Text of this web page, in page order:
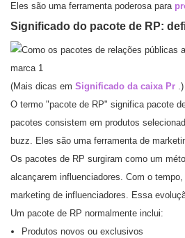
Eles são uma ferramenta poderosa para
Significado do pacote de RP:
(Mais dicas em Significado da caixa Pr .)
O termo "pacote de RP" significa pacote
pacotes consistem em produtos
buzz. Eles são uma ferramenta de
Os pacotes de RP surgiram como um
alcançarem influenciadores. Com o
marketing de influenciadores. Essa
Um pacote de RP normalmente inclui:
Produtos novos ou exclusivos